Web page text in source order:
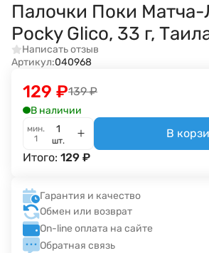
Палочки Поки Матча-
Pocky Glico, 33 г,
Написать отзыв
Артикул:040968
139 ₽
129 ₽
В наличии
мин.
1
шт.
В
Итого: 129 ₽
Гарантия и качество
Обмен или возврат
On-line оплата на сайте
Обратная связь